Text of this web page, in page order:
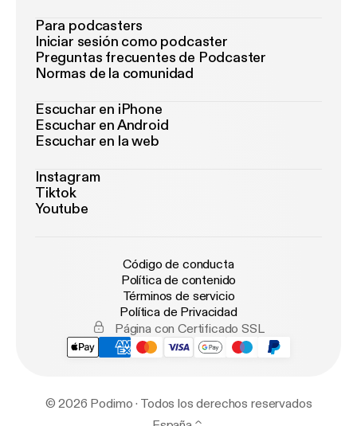
Para podcasters
Iniciar sesión como podcaster
Preguntas frecuentes de Podcaster
Normas de la comunidad
Escuchar en iPhone
Escuchar en Android
Escuchar en la web
Instagram
Tiktok
Youtube
Código de conducta
Política de contenido
Términos de servicio
Política de Privacidad
Página con Certificado SSL
© 2026 Podimo · Todos los derechos reservados